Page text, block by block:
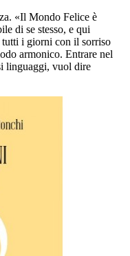
«Il Mondo Felice è
di se stesso, e qui
i giorni con il sorriso
armonico. Entrare nel
linguaggi, vuol dire